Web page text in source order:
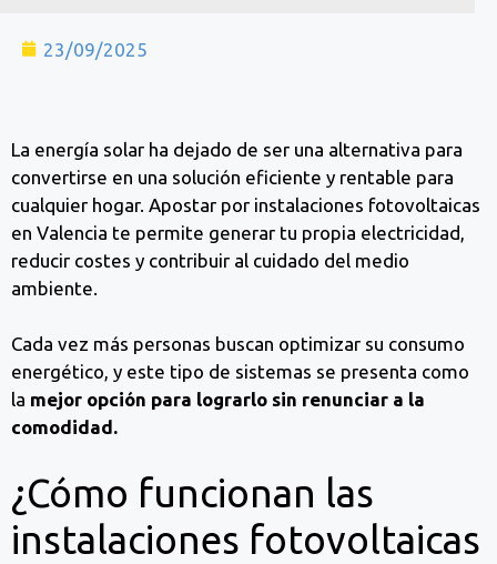
23/09/2025
La energía solar ha dejado de ser una alternativa para
convertirse en una solución eficiente y rentable para
cualquier hogar. Apostar por instalaciones fotovoltaicas
en Valencia te permite generar tu propia electricidad,
reducir costes y contribuir al cuidado del medio
ambiente.
Cada vez más personas buscan optimizar su consumo
energético, y este tipo de sistemas se presenta como
la mejor opción para lograrlo sin renunciar a la
comodidad.
¿Cómo funcionan las
instalaciones fotovoltaicas